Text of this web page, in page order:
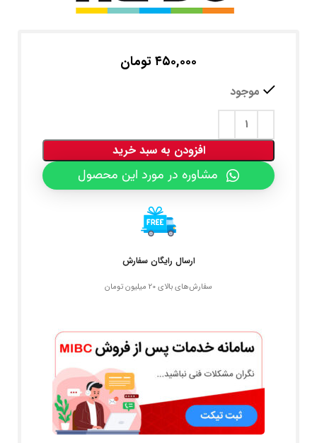
۴۵۰,۰۰۰تومان
موجود
افزودن به سبد خرید
مشاوره در مورد این محصول
ارسال رایگان سفارش
سفارش‌های بالای 20 میلیون تومان